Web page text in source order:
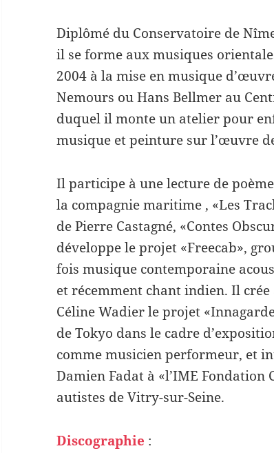
Diplômé du Conservatoire de
il se forme aux musiques
2004 à la mise en musique
Nemours ou Hans Bellmer au
duquel il monte un atelier pour
musique et peinture sur l’œuvre
Il participe à une lecture de
la compagnie maritime , «Les
de Pierre Castagné, «Contes
développe le projet «Freecab»,
fois musique contemporaine
et récemment chant indien. Il crée
Céline Wadier le projet
de Tokyo dans le cadre
comme musicien performeur, et
Damien Fadat à «l’IME Fondation
autistes de Vitry-sur-Seine.
Discographie :